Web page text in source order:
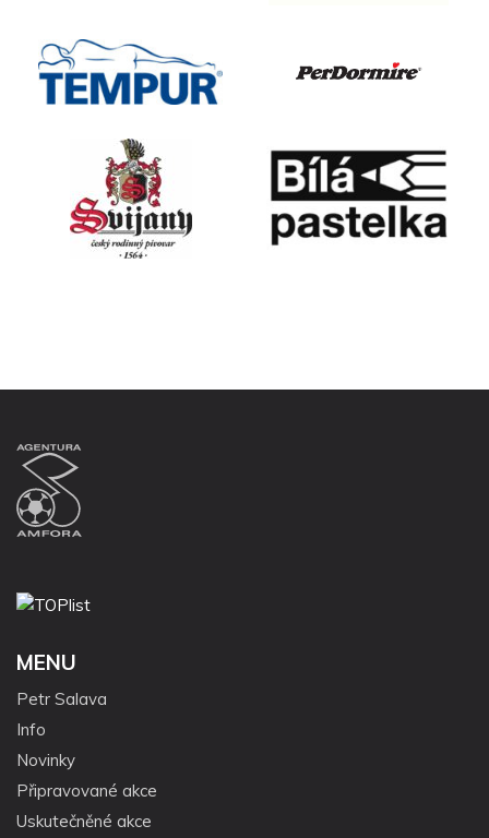
MENU
Petr Salava
Info
Novinky
Připravované akce
Uskutečněné akce